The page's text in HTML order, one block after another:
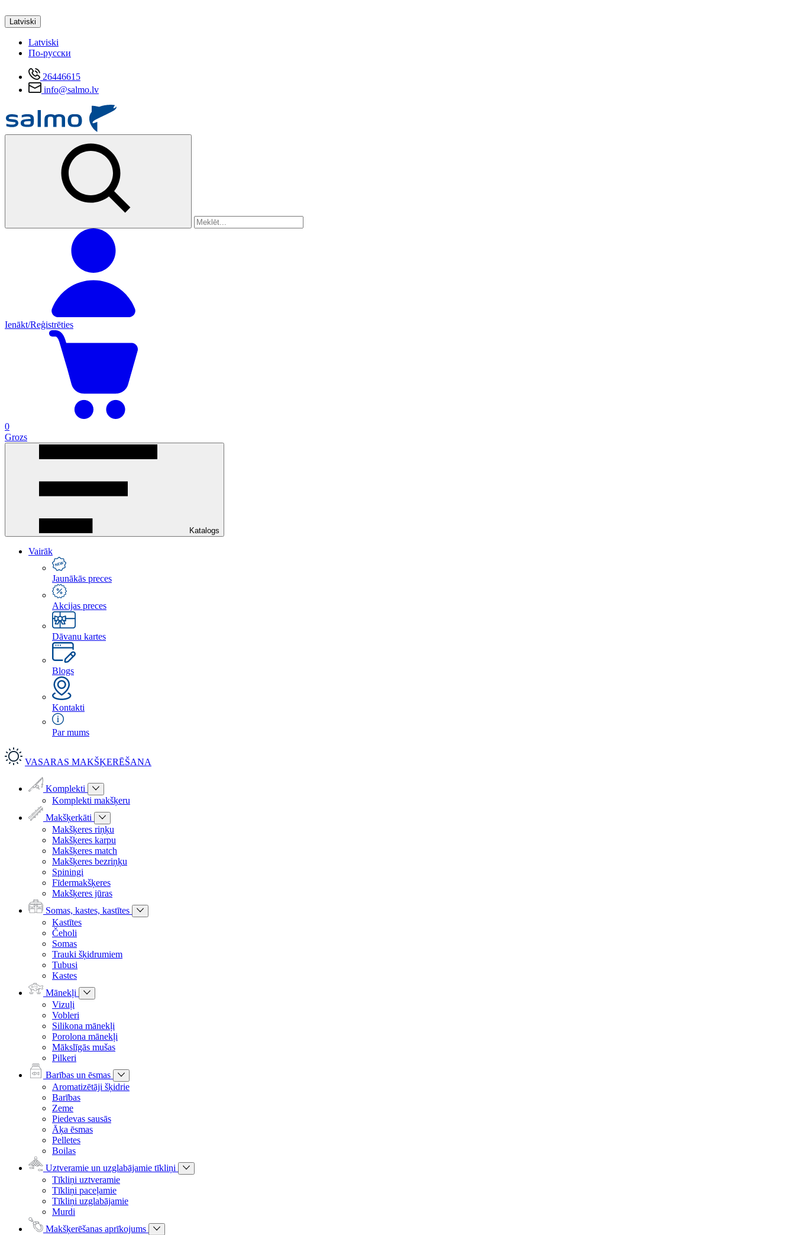
Latviski
Latviski
По-русски
26446615
info@salmo.lv
Ienākt/Reģistrēties
0
Grozs
Katalogs
Vairāk
Jaunākās preces
Akcijas preces
Dāvanu kartes
Blogs
Kontakti
Par mums
VASARAS MAKŠĶERĒŠANA
Komplekti
Komplekti makšķeru
Makšķerkāti
Makšķeres riņķu
Makšķeres karpu
Makšķeres match
Makšķeres bezriņķu
Spiningi
Fīdermakšķeres
Makšķeres jūras
Somas, kastes, kastītes
Kastītes
Čeholi
Somas
Trauki šķidrumiem
Tubusi
Kastes
Mānekļi
Vizuļi
Vobleri
Silikona mānekļi
Porolona mānekļi
Mākslīgās mušas
Pilkeri
Barības un ēsmas
Aromatizētāji šķidrie
Barības
Zeme
Piedevas sausās
Āķa ēsmas
Pelletes
Boilas
Uztveramie un uzglabājamie tīkliņi
Tīkliņi uztveramie
Tīkliņi paceļamie
Tīkliņi uzglabājamie
Murdi
Makšķerēšanas aprīkojums